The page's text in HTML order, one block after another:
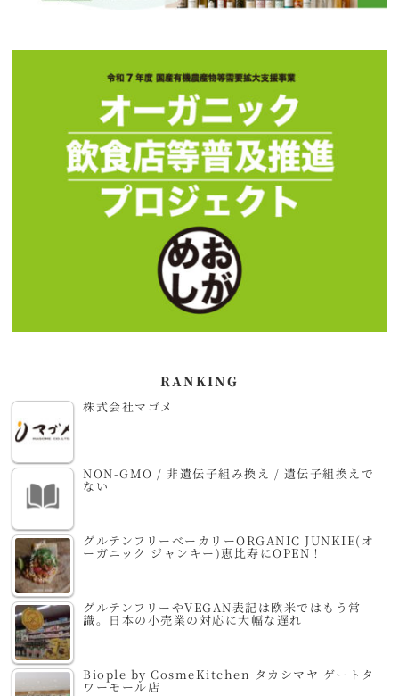
RANKING
株式会社マゴメ
NON-GMO / 非遺伝子組み換え / 遺伝子組換えで
ない
グルテンフリーベーカリーORGANIC JUNKIE(オ
ーガニック ジャンキー)恵比寿にOPEN！
グルテンフリーやVEGAN表記は欧米ではもう常
識。日本の小売業の対応に大幅な遅れ
Biople by CosmeKitchen タカシマヤ ゲートタ
ワーモール店